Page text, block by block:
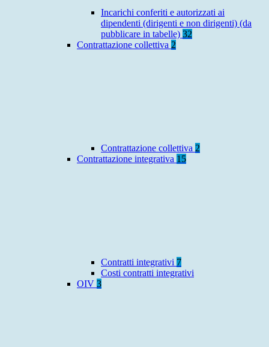
Incarichi conferiti e autorizzati ai
dipendenti (dirigenti e non dirigenti) (da
pubblicare in tabelle) 32
Contrattazione collettiva 2
Contrattazione collettiva 2
Contrattazione integrativa 15
Contratti integrativi 7
Costi contratti integrativi
OIV 3